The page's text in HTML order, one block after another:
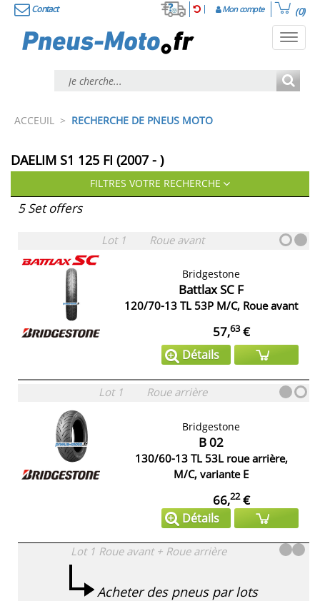
Contact Mon compte (0)
ACCEUIL > RECHERCHE DE PNEUS MOTO
DAELIM S1 125 FI (2007 - )
FILTRES VOTRE RECHERCHE
5 Set offers
Lot 1 Roue avant
Bridgestone
Battlax SC F
120/70-13 TL 53P M/C, Roue avant
57,63€
Détails
Lot 1 Roue arrière
Bridgestone
B 02
130/60-13 TL 53L roue arrière,
M/C, variante E
66,22€
Détails
Lot 1 Roue avant + Roue arrière
Acheter des pneus par lots